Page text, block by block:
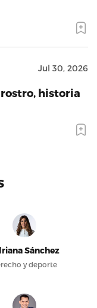
Jul 30, 2026
historia
Sánchez
y deporte